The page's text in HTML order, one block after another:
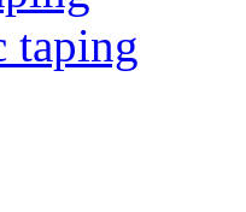
taping